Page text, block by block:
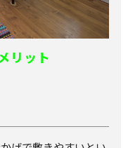
リット